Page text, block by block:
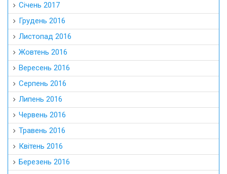
Січень 2017
Грудень 2016
Листопад 2016
Жовтень 2016
Вересень 2016
Серпень 2016
Липень 2016
Червень 2016
Травень 2016
Квітень 2016
Березень 2016